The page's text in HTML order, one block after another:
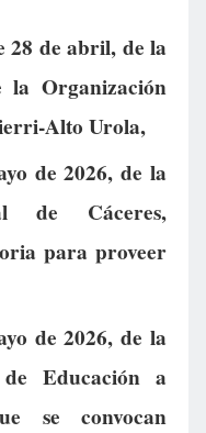
28 de abril, de la
la Organización
Alto Urola,
de 2026, de la
de Cáceres,
para proveer
de 2026, de la
Educación a
se convocan